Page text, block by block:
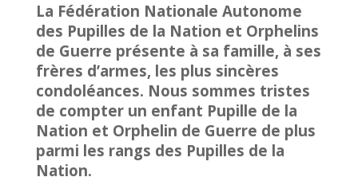
La Fédération Nationale Autonome
des Pupilles de la Nation et Orphelins
de Guerre présente à sa famille, à ses
frères d’armes, les plus sincères
condoléances. Nous sommes tristes
de compter un enfant Pupille de la
Nation et Orphelin de Guerre de plus
parmi les rangs des Pupilles de la
Nation.